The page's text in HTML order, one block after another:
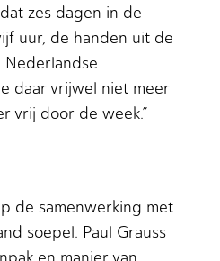
zes dagen in de
uur, de handen uit de
Nederlandse
daar vrijwel niet meer
vrij door de week.”
de samenwerking met
soepel. Paul Grauss